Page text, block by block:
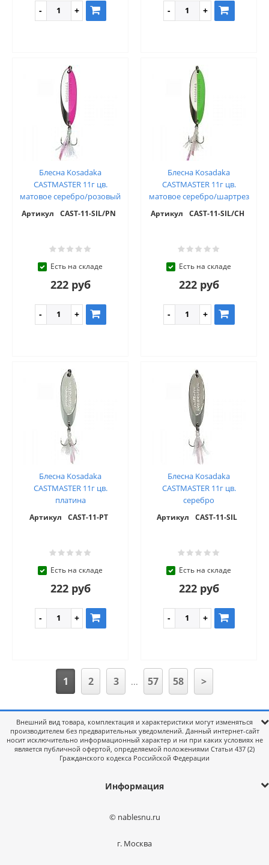
Блесна Kosadaka
CASTMASTER 11г цв.
матовое серебро/розовый
Артикул CAST-11-SIL/PN
Есть на складе
222 руб
Блесна Kosadaka
CASTMASTER 11г цв.
матовое серебро/шартрез
Артикул CAST-11-SIL/CH
Есть на складе
222 руб
Блесна Kosadaka
CASTMASTER 11г цв.
платина
Артикул CAST-11-PT
Есть на складе
222 руб
Блесна Kosadaka
CASTMASTER 11г цв.
серебро
Артикул CAST-11-SIL
Есть на складе
222 руб
1 2 3 ... 57 58 >
Внешний вид товара, комплектация и характеристики могут изменяться
производителем без предварительных уведомлений. Данный интернет-сайт
носит исключительно информационный характер и ни при каких условиях не
является публичной офертой, определяемой положениями Статьи 437 (2)
Гражданского кодекса Российской Федерации
Информация
© nablesnu.ru
г. Москва